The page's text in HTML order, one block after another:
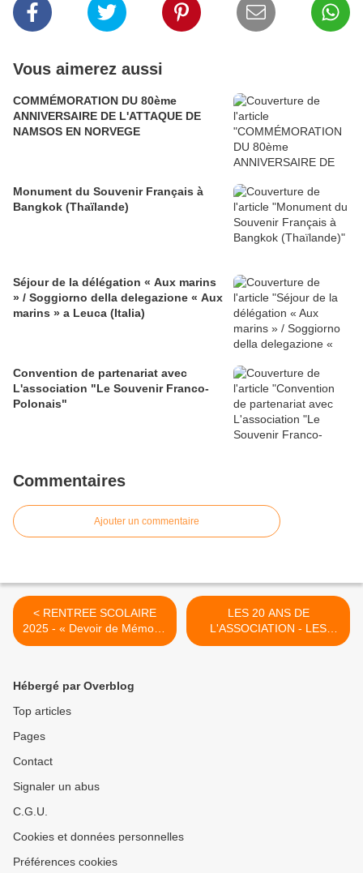
Vous aimerez aussi
COMMÉMORATION DU 80ème
ANNIVERSAIRE DE L'ATTAQUE DE
NAMSOS EN NORVEGE
Monument du Souvenir Français à
Bangkok (Thaïlande)
Séjour de la délégation « Aux marins
» / Soggiorno della delegazione « Aux
marins » a Leuca (Italia)
Convention de partenariat avec
L'association "Le Souvenir Franco-
Polonais"
Commentaires
Ajouter un commentaire
< RENTREE SCOLAIRE
2025 - « Devoir de Mémoire
» d’un élève de terminale
LES 20 ANS DE
L'ASSOCIATION - LES
PHOTOS DU REPAS ET LE
Hébergé par Overblog
Top articles
Pages
Contact
Signaler un abus
C.G.U.
Cookies et données personnelles
Préférences cookies